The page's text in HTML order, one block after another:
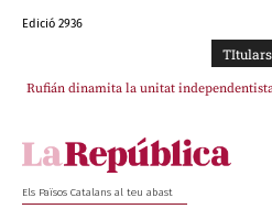
Edició 2936
TItulars
Rufián dinamita la unitat independentista
Puigdemont reivindica la transparència
Els Països Catalans al teu abast